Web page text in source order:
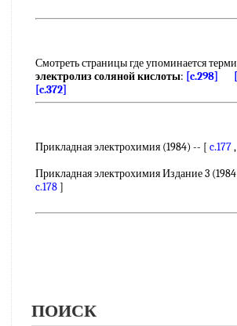
Смотреть страницы где упоминается
электролиз соляной кислоты: [c.298]
[c.372]
Прикладная электрохимия (1984) -- [ c.177,
Прикладная электрохимия Издание 3
c.178]
ПОИСК